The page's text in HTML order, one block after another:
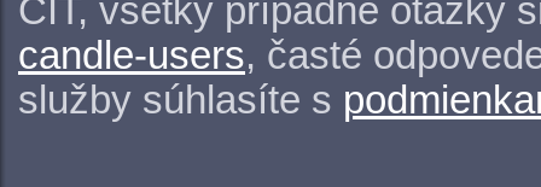
CIT, všetky prípadné otázky
candle-users, časté
služby súhlasíte s